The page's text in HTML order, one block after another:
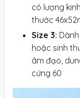
có lượng
thước
Size 3:
hoặc sinh
âm đạo,
cứng 60